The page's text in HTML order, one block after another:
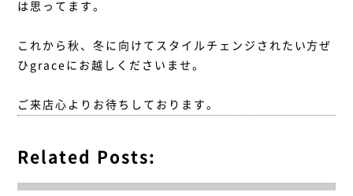
は思ってます。
これから秋、冬に向けてスタイルチェンジされたい方ぜ
ひgraceにお越しくださいませ。
ご来店心よりお待ちしております。
Related Posts: